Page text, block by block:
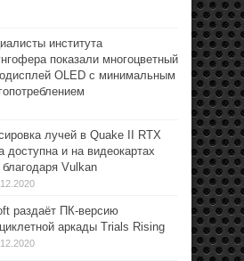
института
показали многоцветный
OLED с минимальным
лучей в Quake II RTX
доступна и на видеокартах
Vulkan
раздаёт ПК-версию
аркады Trials Rising